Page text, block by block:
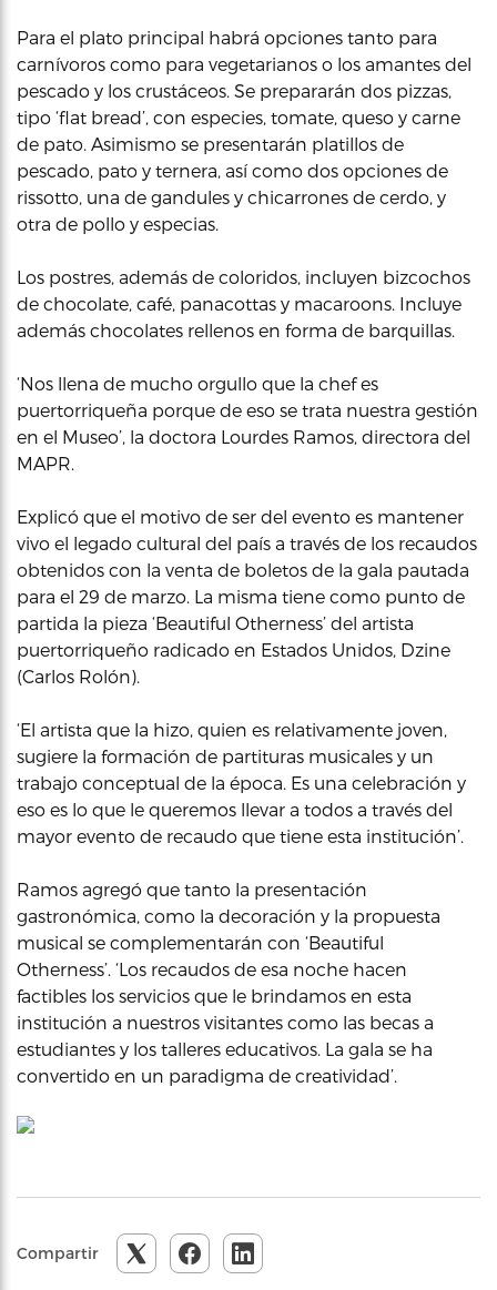
Para el plato principal habrá opciones tanto para
carnívoros como para vegetarianos o los amantes del
pescado y los crustáceos. Se prepararán dos pizzas,
tipo ‘flat bread’, con especies, tomate, queso y carne
de pato. Asimismo se presentarán platillos de
pescado, pato y ternera, así como dos opciones de
rissotto, una de gandules y chicarrones de cerdo, y
otra de pollo y especias.
Los postres, además de coloridos, incluyen bizcochos
de chocolate, café, panacottas y macaroons. Incluye
además chocolates rellenos en forma de barquillas.
‘Nos llena de mucho orgullo que la chef es
puertorriqueña porque de eso se trata nuestra gestión
en el Museo’, la doctora Lourdes Ramos, directora del
MAPR.
Explicó que el motivo de ser del evento es mantener
vivo el legado cultural del país a través de los recaudos
obtenidos con la venta de boletos de la gala pautada
para el 29 de marzo. La misma tiene como punto de
partida la pieza ‘Beautiful Otherness’ del artista
puertorriqueño radicado en Estados Unidos, Dzine
(Carlos Rolón).
‘El artista que la hizo, quien es relativamente joven,
sugiere la formación de partituras musicales y un
trabajo conceptual de la época. Es una celebración y
eso es lo que le queremos llevar a todos a través del
mayor evento de recaudo que tiene esta institución’.
Ramos agregó que tanto la presentación
gastronómica, como la decoración y la propuesta
musical se complementarán con ‘Beautiful
Otherness’. ‘Los recaudos de esa noche hacen
factibles los servicios que le brindamos en esta
institución a nuestros visitantes como las becas a
estudiantes y los talleres educativos. La gala se ha
convertido en un paradigma de creatividad’.
Compartir